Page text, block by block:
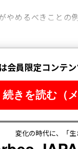
やめるべきことの